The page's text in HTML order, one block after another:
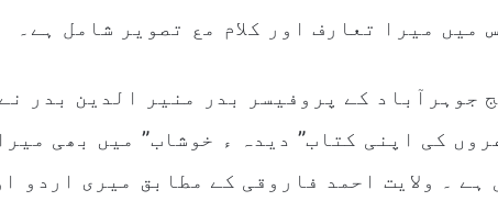
میں میرا تعارف اور کلام مع تصویر شامل ہے۔
جوہرآباد کے پروفیسر بدر منیر الدین بدر نے
کی اپنی کتاب” دیدہ ء خوشاب” میں بھی میرا
ہے ۔ ولایت احمد فاروقی کے مطابق میری اردو